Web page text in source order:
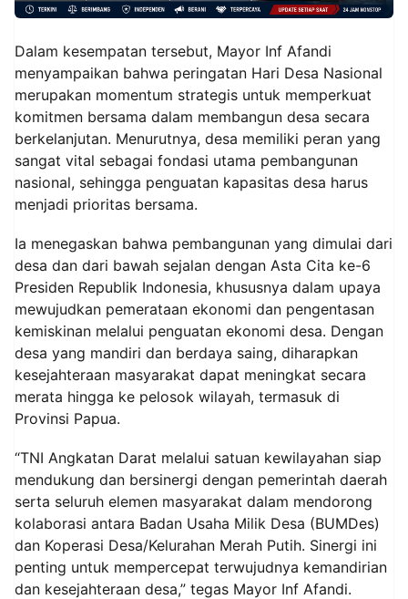
Dalam kesempatan tersebut, Mayor Inf Afandi
menyampaikan bahwa peringatan Hari Desa Nasional
merupakan momentum strategis untuk memperkuat
komitmen bersama dalam membangun desa secara
berkelanjutan. Menurutnya, desa memiliki peran yang
sangat vital sebagai fondasi utama pembangunan
nasional, sehingga penguatan kapasitas desa harus
menjadi prioritas bersama.
Ia menegaskan bahwa pembangunan yang dimulai dari
desa dan dari bawah sejalan dengan Asta Cita ke-6
Presiden Republik Indonesia, khususnya dalam upaya
mewujudkan pemerataan ekonomi dan pengentasan
kemiskinan melalui penguatan ekonomi desa. Dengan
desa yang mandiri dan berdaya saing, diharapkan
kesejahteraan masyarakat dapat meningkat secara
merata hingga ke pelosok wilayah, termasuk di
Provinsi Papua.
“TNI Angkatan Darat melalui satuan kewilayahan siap
mendukung dan bersinergi dengan pemerintah daerah
serta seluruh elemen masyarakat dalam mendorong
kolaborasi antara Badan Usaha Milik Desa (BUMDes)
dan Koperasi Desa/Kelurahan Merah Putih. Sinergi ini
penting untuk mempercepat terwujudnya kemandirian
dan kesejahteraan desa,” tegas Mayor Inf Afandi.